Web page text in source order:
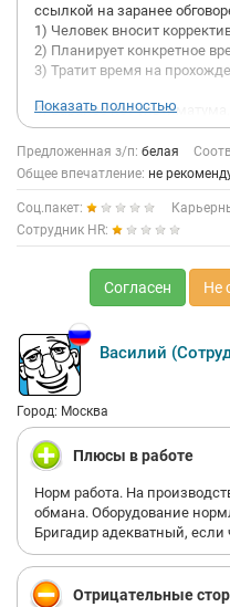
ссылкой на заранее
1) Человек вносит
2) Планирует конкретное
3) Тратит время на
4) Заранее нет ультиматума,
тест будет иметь метрики
и приглашение вместе с
договоренностями по
аннулируются!
4) Заблаговременно
но как только получает
вопросом- отображаются ли
вопрос в каком формате
Сотрудник выпадает из
вопросы касающиеся
время приходит с ответом,
результатам тестирования!
Собственно говоря, каждый
достойна ли уважения
Показать полностью
Предложенная з/п: белая
Общее впечатление: не
Соц.пакет:
Сотрудник HR:
Согласен Не
Василий
Город: Москва
Плюсы в работе
Норм работа. На
обмана. Оборудование
Бригадир адекватный,
Отрицательные